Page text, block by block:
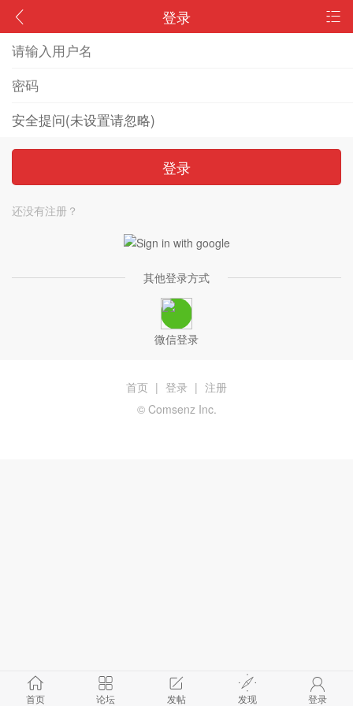
登录
登录
还没有注册？
其他登录方式
微信登录
首页 论坛 发帖 发现 登录
首页 | 登录 | 注册
© Comsenz Inc.